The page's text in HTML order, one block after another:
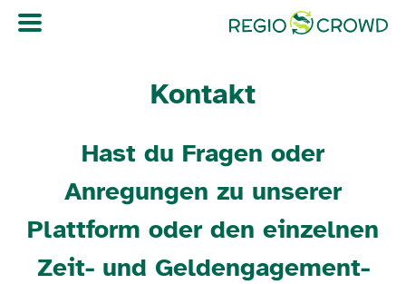
Navigation überspringen
Kontakt
Hast du Fragen oder
Anregungen zu unserer
Plattform oder den einzelnen
Zeit- und Geldengagement-